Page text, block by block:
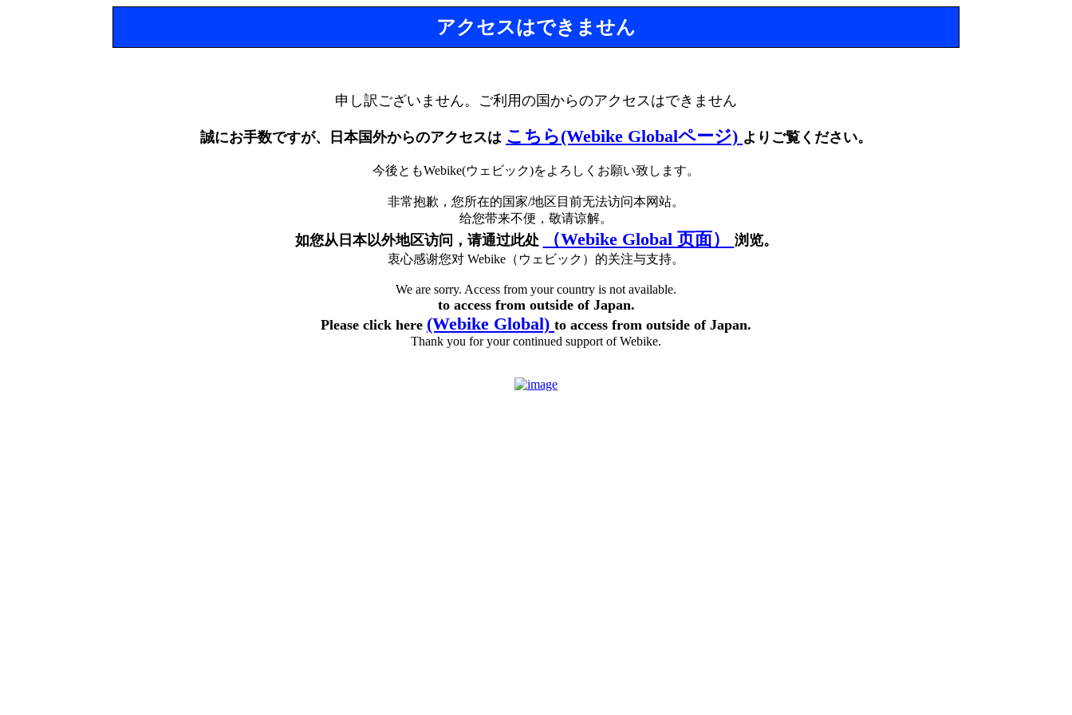
アクセスはできません
申し訳ございません。ご利用の国からのアクセスはできません
誠にお手数ですが、日本国外からのアクセスは こちら(Webike Globalページ) よりご覧ください。
今後ともWebike(ウェビック)をよろしくお願い致します。
非常抱歉，您所在的国家/地区目前无法访问本网站。
给您带来不便，敬请谅解。
如您从日本以外地区访问，请通过此处 （Webike Global 页面） 浏览。
衷心感谢您对 Webike（ウェビック）的关注与支持。
We are sorry. Access from your country is not available.
to access from outside of Japan.
Please click here (Webike Global) to access from outside of Japan.
Thank you for your continued support of Webike.